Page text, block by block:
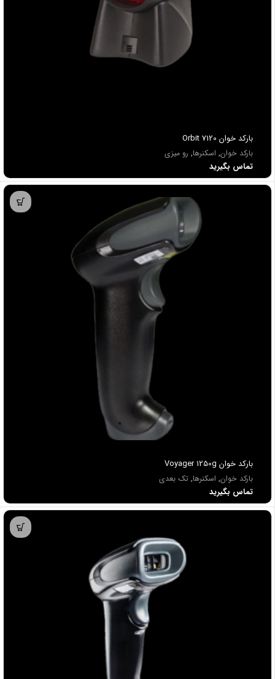
باركد خوان Orbit 7120
بارکد خوان, اسکنرها, رو میزی
تماس بگیرید
باركد خوان Voyager 1250g
بارکد خوان, اسکنرها, تک بعدی
تماس بگیرید